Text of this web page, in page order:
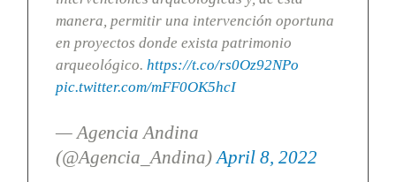
manera, permitir una intervención oportuna
en proyectos donde exista patrimonio
arqueológico. https://t.co/rs0Oz92NPo
pic.twitter.com/mFF0OK5hcI
— Agencia Andina
(@Agencia_Andina)April 8, 2022